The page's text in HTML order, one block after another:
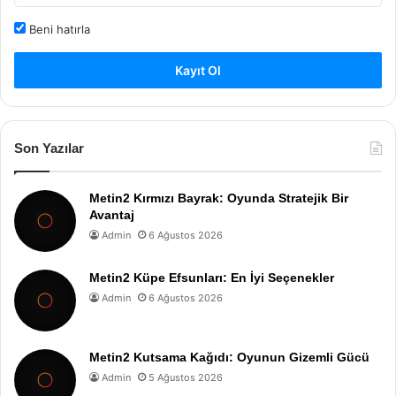
Beni hatırla
Kayıt Ol
Son Yazılar
Metin2 Kırmızı Bayrak: Oyunda Stratejik Bir
Avantaj
Admin 6 Ağustos 2026
Metin2 Küpe Efsunları: En İyi Seçenekler
Admin 6 Ağustos 2026
Metin2 Kutsama Kağıdı: Oyunun Gizemli Gücü
Admin 5 Ağustos 2026